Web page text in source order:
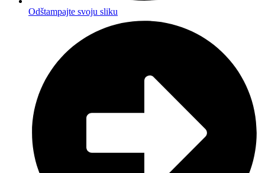
Odštampajte svoju sliku